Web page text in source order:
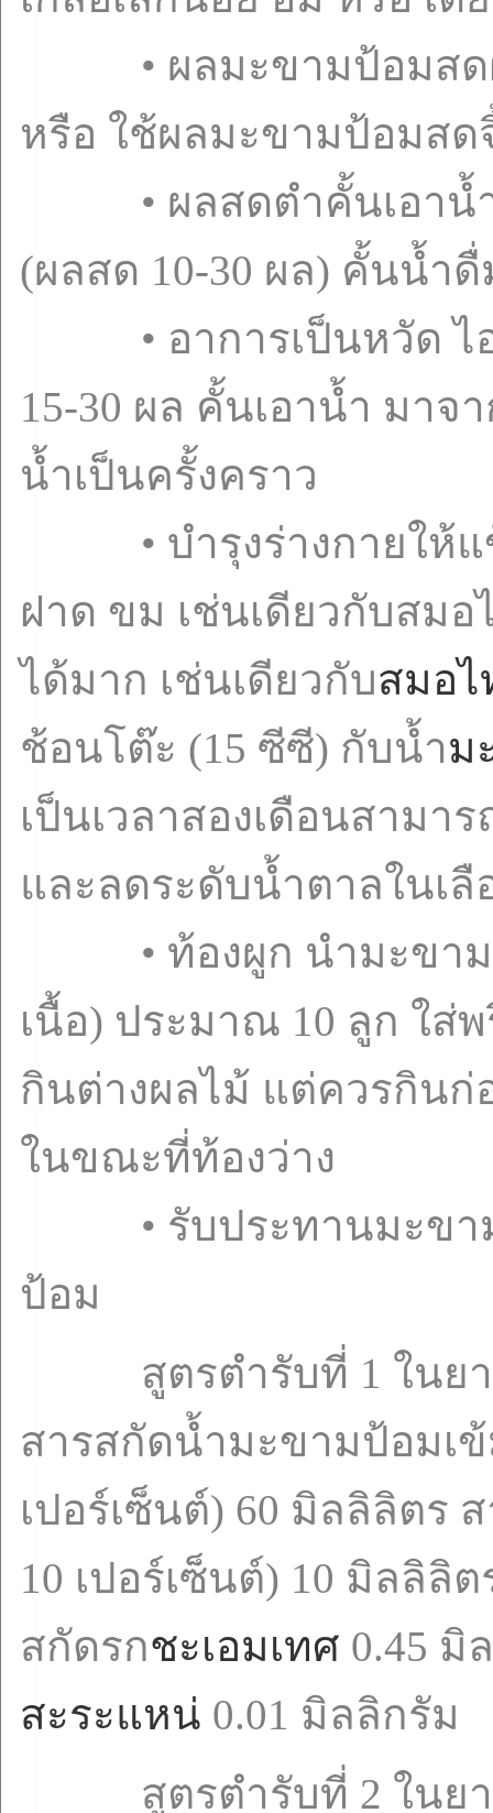
• ผลมะขามป้อมสดฝ
หรือ ใช้ผลมะขามป้อมสด
• ผลสดตำคั้นเอาน้ำ
(ผลสด 10-30 ผล) คั้นน้ำ
• อาการเป็นหวัด ไอ
15-30 ผล คั้นเอาน้ำ มา
น้ำเป็นครั้งคราว
• บำรุงร่างกายให้แข็
ฝาด ขม เช่นเดียวกับสมอ
ได้มาก เช่นเดียวกับสมอไ
ช้อนโต๊ะ (15 ซีซี) กับน้ำม
เป็นเวลาสองเดือนสาม
และลดระดับน้ำตาลในเลื
• ท้องผูก นำมะขามป้
เนื้อ) ประมาณ 10 ลูก ใส่
กินต่างผลไม้ แต่ควรกิน
ในขณะที่ท้องว่าง
• รับประทานมะขาม
ป้อม
สูตรตำรับที่ 1 ในยา
สารสกัดน้ำมะขามป้อมเ
เปอร์เซ็นต์) 60 มิลลิลิตร
10 เปอร์เซ็นต์) 10 มิลลิลิ
สกัดรกชะเอมเทศ 0.45 มิ
สะระแหน่ 0.01 มิลลิกรัม
สูตรตำรับที่ 2 ในยา